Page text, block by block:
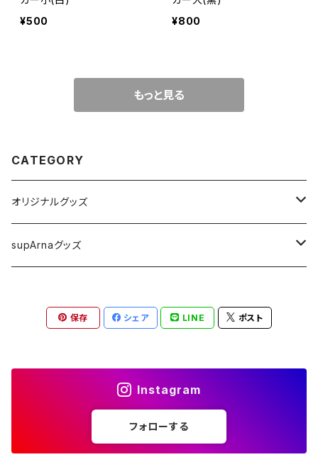
¥500
¥800
もっと見る
CATEGORY
オリジナルグッズ
Ｔシャツ
ステッカー
タオル
supArnaグッズ
ステッカー
その他
保存 シェア LINE ポスト
Instagram
フォローする